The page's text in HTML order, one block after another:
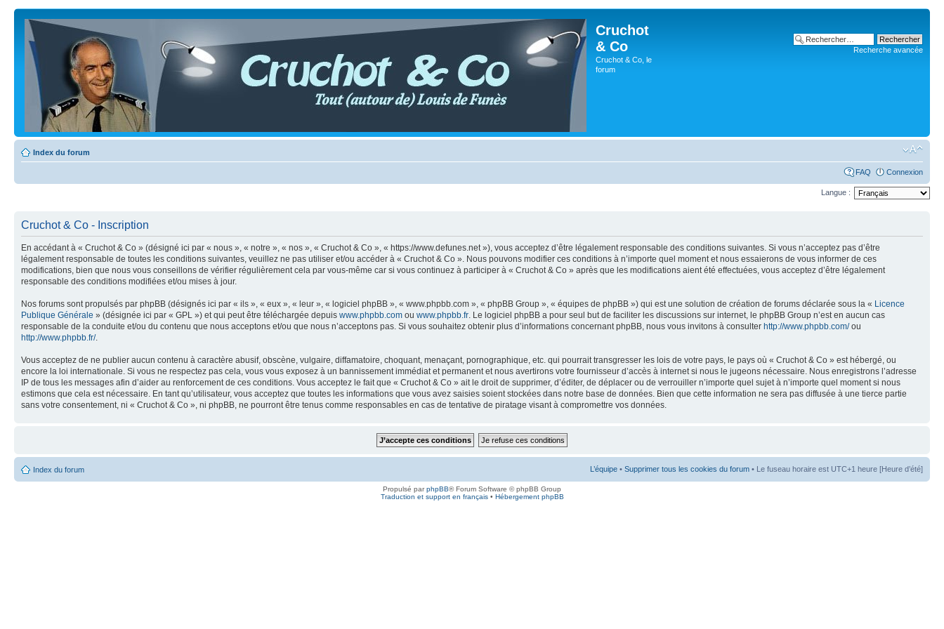
Cruchot
& Co
Cruchot & Co, le
forum
Recherche avancée
Index du forum
FAQ Connexion
Langue :
Cruchot & Co - Inscription
En accédant à « Cruchot & Co » (désigné ici par « nous », « notre », « nos », « Cruchot & Co », « https://www.defunes.net »), vous acceptez d’être légalement responsable des conditions suivantes. Si vous n’acceptez pas d’être
légalement responsable de toutes les conditions suivantes, veuillez ne pas utiliser et/ou accéder à « Cruchot & Co ». Nous pouvons modifier ces conditions à n’importe quel moment et nous essaierons de vous informer de ces
modifications, bien que nous vous conseillons de vérifier régulièrement cela par vous-même car si vous continuez à participer à « Cruchot & Co » après que les modifications aient été effectuées, vous acceptez d’être légalement
responsable des conditions modifiées et/ou mises à jour.
Nos forums sont propulsés par phpBB (désignés ici par « ils », « eux », « leur », « logiciel phpBB », « www.phpbb.com », « phpBB Group », « équipes de phpBB ») qui est une solution de création de forums déclarée sous la « Licence
Publique Générale » (désignée ici par « GPL ») et qui peut être téléchargée depuis www.phpbb.com ou www.phpbb.fr . Le logiciel phpBB a pour seul but de faciliter les discussions sur internet, le phpBB Group n’est en aucun cas
responsable de la conduite et/ou du contenu que nous acceptons et/ou que nous n’acceptons pas. Si vous souhaitez obtenir plus d’informations concernant phpBB, nous vous invitons à consulter http://www.phpbb.com/ou
http://www.phpbb.fr/.
Vous acceptez de ne publier aucun contenu à caractère abusif, obscène, vulgaire, diffamatoire, choquant, menaçant, pornographique, etc. qui pourrait transgresser les lois de votre pays, le pays où « Cruchot & Co » est hébergé, ou
encore la loi internationale. Si vous ne respectez pas cela, vous vous exposez à un bannissement immédiat et permanent et nous avertirons votre fournisseur d’accès à internet si nous le jugeons nécessaire. Nous enregistrons l’adresse
IP de tous les messages afin d’aider au renforcement de ces conditions. Vous acceptez le fait que « Cruchot & Co » ait le droit de supprimer, d’éditer, de déplacer ou de verrouiller n’importe quel sujet à n’importe quel moment si nous
estimons que cela est nécessaire. En tant qu’utilisateur, vous acceptez que toutes les informations que vous avez saisies soient stockées dans notre base de données. Bien que cette information ne sera pas diffusée à une tierce partie
sans votre consentement, ni « Cruchot & Co », ni phpBB, ne pourront être tenus comme responsables en cas de tentative de piratage visant à compromettre vos données.
Index du forum L’équipe • Supprimer tous les cookies du forum • Le fuseau horaire est UTC+1 heure [Heure d’été]
Propulsé parphpBB® Forum Software © phpBB Group
Traduction et support en français• Hébergement phpBB